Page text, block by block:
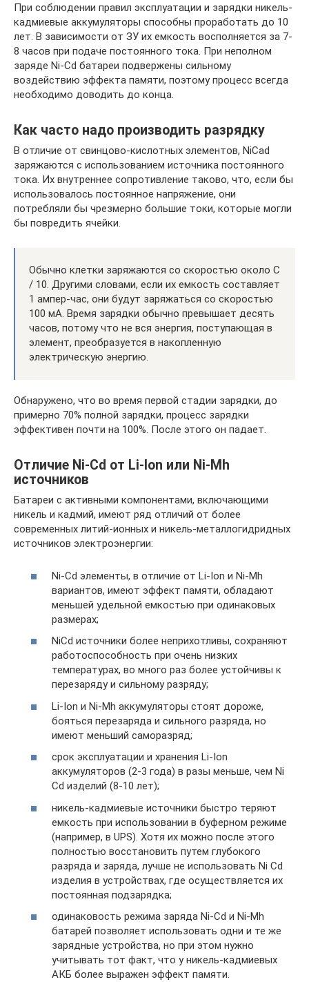
При соблюдении правил эксплуатации и зарядки никель-
кадмиевые аккумуляторы способны проработать до 10
лет. В зависимости от ЗУ их емкость восполняется за 7-
8 часов при подаче постоянного тока. При неполном
заряде Ni-Cd батареи подвержены сильному
воздействию эффекта памяти, поэтому процесс всегда
необходимо доводить до конца.
Как часто надо производить разрядку
В отличие от свинцово-кислотных элементов, NiCad
заряжаются с использованием источника постоянного
тока. Их внутреннее сопротивление таково, что, если бы
использовалось постоянное напряжение, они
потребляли бы чрезмерно большие токи, которые могли
бы повредить ячейки.
Обычно клетки заряжаются со скоростью около C
/ 10. Другими словами, если их емкость составляет
1 ампер-час, они будут заряжаться со скоростью
100 мА. Время зарядки обычно превышает десять
часов, потому что не вся энергия, поступающая в
элемент, преобразуется в накопленную
электрическую энергию.
Обнаружено, что во время первой стадии зарядки, до
примерно 70% полной зарядки, процесс зарядки
эффективен почти на 100%. После этого он падает.
Отличие Ni-Cd от Li-Ion или Ni-Mh
источников
Батареи с активными компонентами, включающими
никель и кадмий, имеют ряд отличий от более
современных литий-ионных и никель-металлогидридных
источников электроэнергии:
Ni-Cd элементы, в отличие от Li-Ion и Ni-Mh
вариантов, имеют эффект памяти, обладают
меньшей удельной емкостью при одинаковых
размерах;
NiCd источники более неприхотливы, сохраняют
работоспособность при очень низких
температурах, во много раз более устойчивы к
перезаряду и сильному разряду;
Li-Ion и Ni-Mh аккумуляторы стоят дороже,
бояться перезаряда и сильного разряда, но
имеют меньший саморазряд;
срок эксплуатации и хранения Li-Ion
аккумуляторов (2-3 года) в разы меньше, чем Ni
Cd изделий (8-10 лет);
никель-кадмиевые источники быстро теряют
емкость при использовании в буферном режиме
(например, в UPS). Хотя их можно после этого
полностью восстановить путем глубокого
разряда и заряда, лучше не использовать Ni Cd
изделия в устройствах, где осуществляется их
постоянная подзарядка;
одинаковость режима заряда Ni-Cd и Ni-Mh
батарей позволяет использовать одни и те же
зарядные устройства, но при этом нужно
учитывать тот факт, что у никель-кадмиевых
АКБ более выражен эффект памяти.